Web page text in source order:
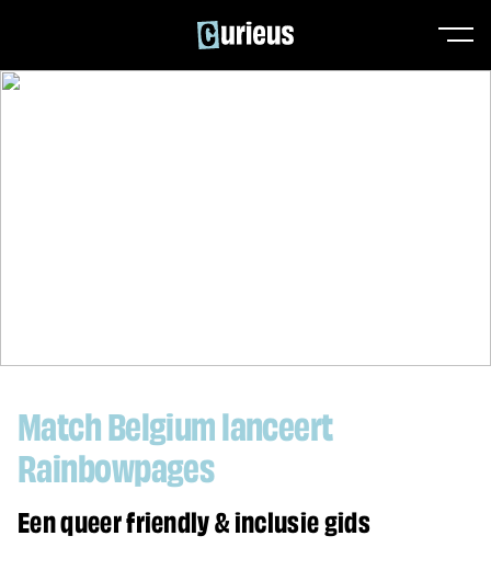
Match Belgium lanceert
Rainbowpages
Een queer friendly & inclusie gids